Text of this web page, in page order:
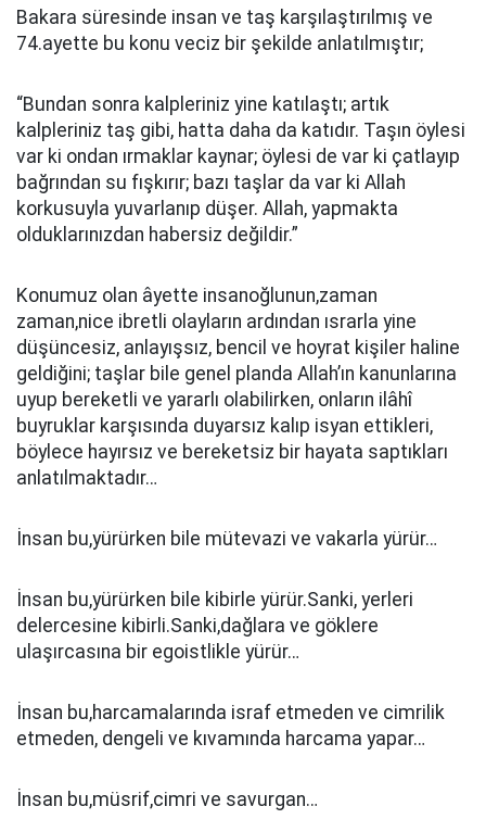
Bakara süresinde insan ve taş karşılaştırılmış ve
74.ayette bu konu veciz bir şekilde anlatılmıştır;
“Bundan sonra kalpleriniz yine katılaştı; artık
kalpleriniz taş gibi, hatta daha da katıdır. Taşın öylesi
var ki ondan ırmaklar kaynar; öylesi de var ki çatlayıp
bağrından su fışkırır; bazı taşlar da var ki Allah
korkusuyla yuvarlanıp düşer. Allah, yapmakta
olduklarınızdan habersiz değildir.”
Konumuz olan âyette insanoğlunun,zaman
zaman,nice ibretli olayların ardından ısrarla yine
düşüncesiz, anlayışsız, bencil ve hoyrat kişiler haline
geldiğini; taşlar bile genel planda Allah’ın kanunlarına
uyup bereketli ve yararlı olabilirken, onların ilâhî
buyruklar karşısında duyarsız kalıp isyan ettikleri,
böylece hayırsız ve bereketsiz bir hayata saptıkları
anlatılmaktadır…
İnsan bu,yürürken bile mütevazi ve vakarla yürür…
İnsan bu,yürürken bile kibirle yürür.Sanki, yerleri
delercesine kibirli.Sanki,dağlara ve göklere
ulaşırcasına bir egoistlikle yürür…
İnsan bu,harcamalarında israf etmeden ve cimrilik
etmeden, dengeli ve kıvamında harcama yapar…
İnsan bu,müsrif,cimri ve savurgan…